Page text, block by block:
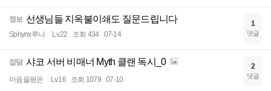
정보 선생님들 지옥불이쇄도 질문드립니다
Sphynx루나 Lv.22 조회 434 07-14
1
댓글
잡담 샤코 서버 비매너 Myth 클랜 독시_0
마음을평온 Lv.16 조회 1079 07-10
2
댓글